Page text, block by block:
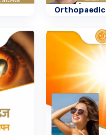
Orthopaedic